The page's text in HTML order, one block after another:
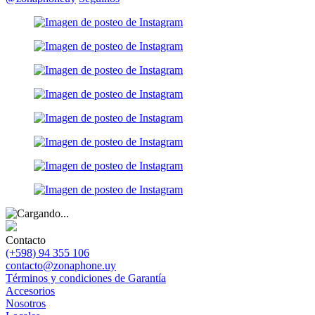
Contacto
(+598) 94 355 106
contacto@zonaphone.uy
Términos y condiciones de Garantía
Accesorios
Nosotros